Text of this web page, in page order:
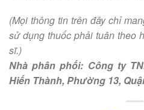
(Mọi thông tin trên đây chỉ
sử dụng thuốc phải tuân theo
sĩ.)
Nhà phân phối: Công ty
Hiến Thành, Phường 13,